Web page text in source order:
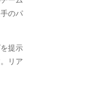
のパ
提示
リア